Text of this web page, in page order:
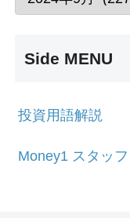
Side MENU
投資用語解説
Money1 スタッフ